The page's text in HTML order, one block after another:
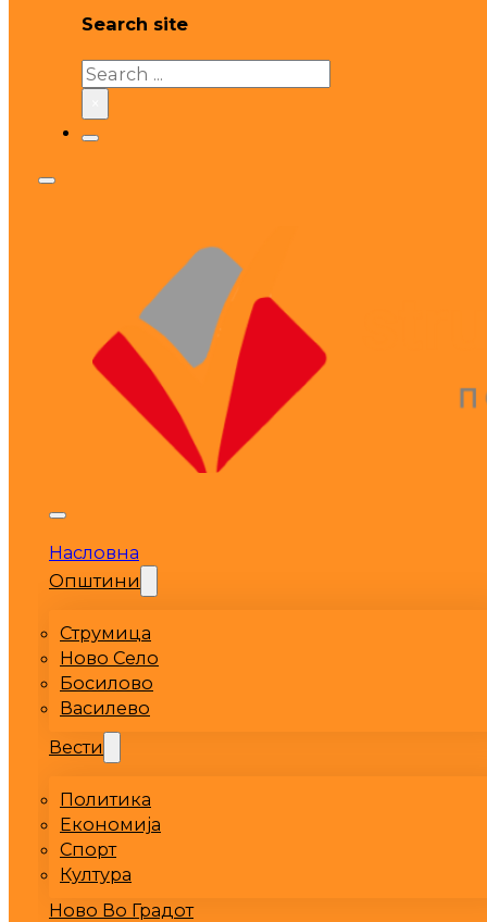
Search site
Search
Насловна
Општини
Струмица
Ново Село
Босилово
Василево
Вести
Политика
Економија
Спорт
Култура
Ново Во Градот